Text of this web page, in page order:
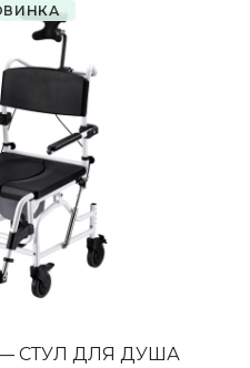
— СТУЛ ДЛЯ ДУША